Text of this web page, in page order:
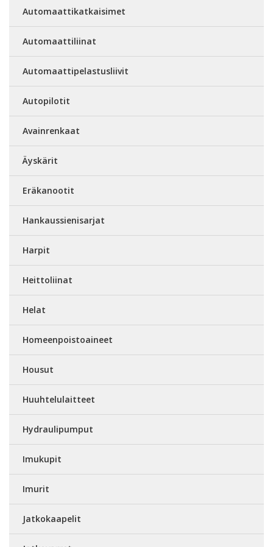
Automaattikatkaisimet
Automaattiliinat
Automaattipelastusliivit
Autopilotit
Avainrenkaat
Äyskärit
Eräkanootit
Hankaussienisarjat
Harpit
Heittoliinat
Helat
Homeenpoistoaineet
Housut
Huuhtelulaitteet
Hydraulipumput
Imukupit
Imurit
Jatkokaapelit